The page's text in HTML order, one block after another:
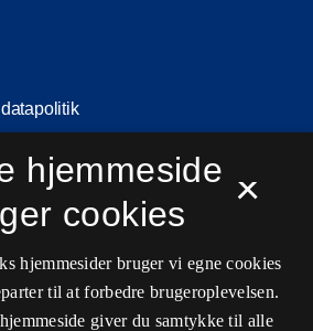
×
hjemmeside
cookies
hjemmesider bruger vi egne cookies
til at forbedre brugeroplevelsen.
giver du samtykke til alle